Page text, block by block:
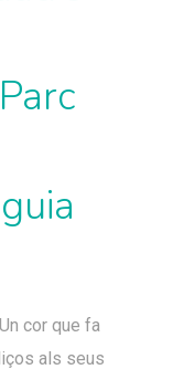
cor que fa
als seus